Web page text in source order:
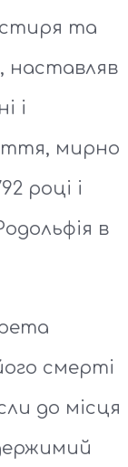
та
наставляв
і
мирно
році і
в
смерті
до місця